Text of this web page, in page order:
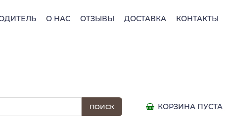
О НАС ОТЗЫВЫ ДОСТАВКА КОНТАКТЫ
КОРЗИНА ПУСТА